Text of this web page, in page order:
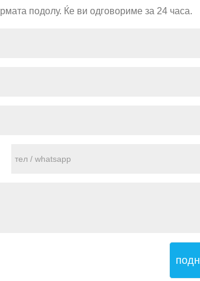
подолу. Ќе ви одговориме за 24 часа.